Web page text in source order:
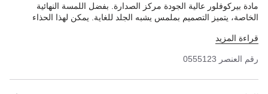
مادة بيركوفلور عالية الجودة مركز الصدارة. بفضل اللمسة النهائية
الخاصة، يتميز التصميم بملمس يشبه الجلد للغاية. يمكن لهذا الحذاء
انتعاله.
قراءة المزيد
رقم العنصر 0555123